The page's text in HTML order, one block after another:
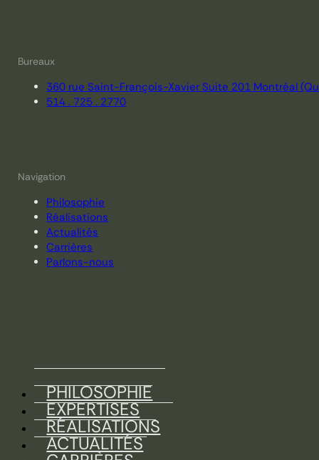
Bureaux
360 rue Saint-François-Xavier Suite 201 Montréal
514 . 725 . 2770
Navigation
Philosophie
Réalisations
Actualités
Carrières
Parlons-nous
PHILOSOPHIE
EXPERTISES
RÉALISATIONS
ACTUALITÉS